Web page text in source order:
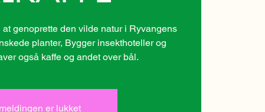
genoprette den vilde natur i Ryvangens
planter, Bygger insekthoteller og
også kaffe og andet over bål.
er lukket